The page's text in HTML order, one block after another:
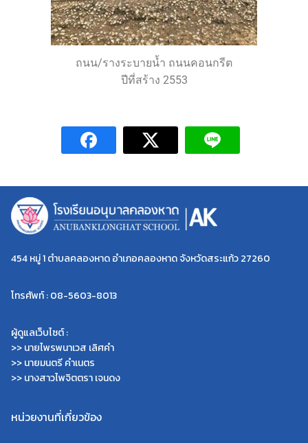
ถนน/รางระบายน้ำ ถนนคอนกรีต
ปีที่สร้าง 2553
454 หมู่ 1 ตำบลคลองหาด อำเภอคลองหาด จังหวัดสระแก้ว 27260
โทรศัพท์ : 08-5603-8013
ผู้ดูแลเว็บไซต์ :
>> นายไพรพนาเวส เลิศคำ
>> นายมนตรี คำเนตร
>> นางสาวไพจิตตรา เจนดง
หน่วยงานที่เกี่ยวข้อง